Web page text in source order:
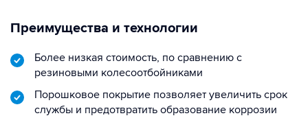
Преимущества и технологии
Более низкая стоимость, по сравнению с
резиновыми колесоотбойниками
Порошковое покрытие позволяет увеличить срок
службы и предотвратить образование коррозии